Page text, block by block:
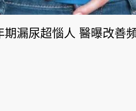
期漏尿超惱人 醫曝改善